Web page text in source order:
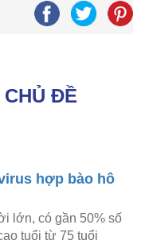
ĐỀ
hợp bào hô
lớn, có gần 50% số
tuổi từ 75 tuổi